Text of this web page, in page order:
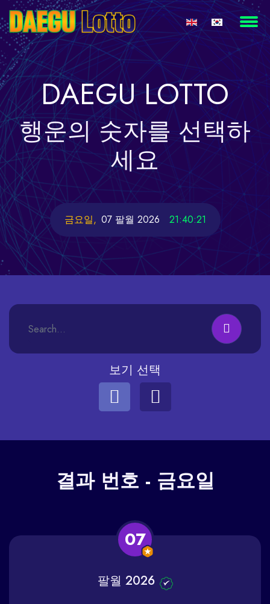
DAEGULOTTO
행운의숫자를 선택하
세요
금요일, 07 팔월 2026 21:40:21
보기 선택
결과번호 - 금요일
07
팔월 2026